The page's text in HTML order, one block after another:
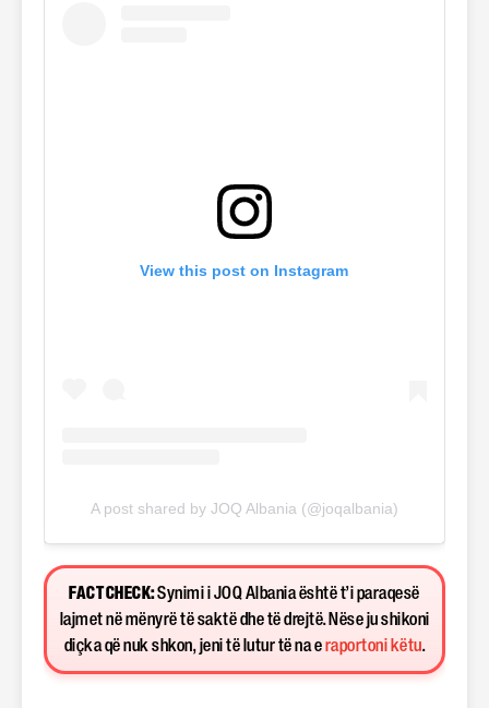
View this post on Instagram
A post shared by JOQ Albania (@joqalbania)
FACT CHECK:Synimi i JOQ Albania është t’i paraqesë
lajmet në mënyrë të saktë dhe të drejtë. Nëse ju shikoni
diçka që nuk shkon, jeni të lutur të na e raportoni këtu.